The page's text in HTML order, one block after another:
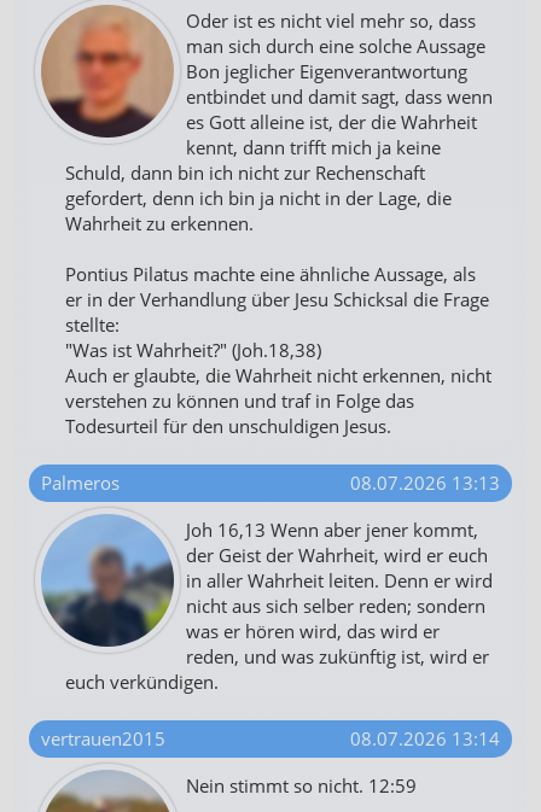
Oder ist es nicht viel mehr so, dass
man sich durch eine solche Aussage
Bon jeglicher Eigenverantwortung
entbindet und damit sagt, dass wenn
es Gott alleine ist, der die Wahrheit
kennt, dann trifft mich ja keine
Schuld, dann bin ich nicht zur Rechenschaft
gefordert, denn ich bin ja nicht in der Lage, die
Wahrheit zu erkennen.
Pontius Pilatus machte eine ähnliche Aussage, als
er in der Verhandlung über Jesu Schicksal die Frage
stellte:
"Was ist Wahrheit?" (Joh.18,38)
Auch er glaubte, die Wahrheit nicht erkennen, nicht
verstehen zu können und traf in Folge das
Todesurteil für den unschuldigen Jesus.
Palmeros
08.07.2026 13:13
Joh 16,13 Wenn aber jener kommt,
der Geist der Wahrheit, wird er euch
in aller Wahrheit leiten. Denn er wird
nicht aus sich selber reden; sondern
was er hören wird, das wird er
reden, und was zukünftig ist, wird er
euch verkündigen.
vertrauen2015
08.07.2026 13:14
Nein stimmt so nicht. 12:59